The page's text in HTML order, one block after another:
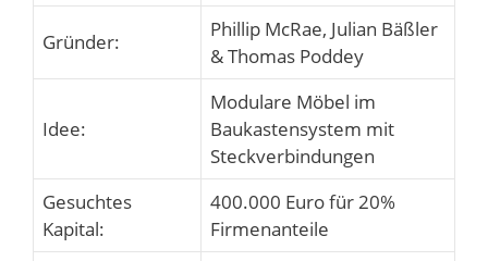
Gründer:
Phillip McRae, Julian Bäßler
& Thomas Poddey
Idee:
Modulare Möbel im
Baukastensystem mit
Steckverbindungen
Gesuchtes
Kapital:
400.000 Euro für 20%
Firmenanteile